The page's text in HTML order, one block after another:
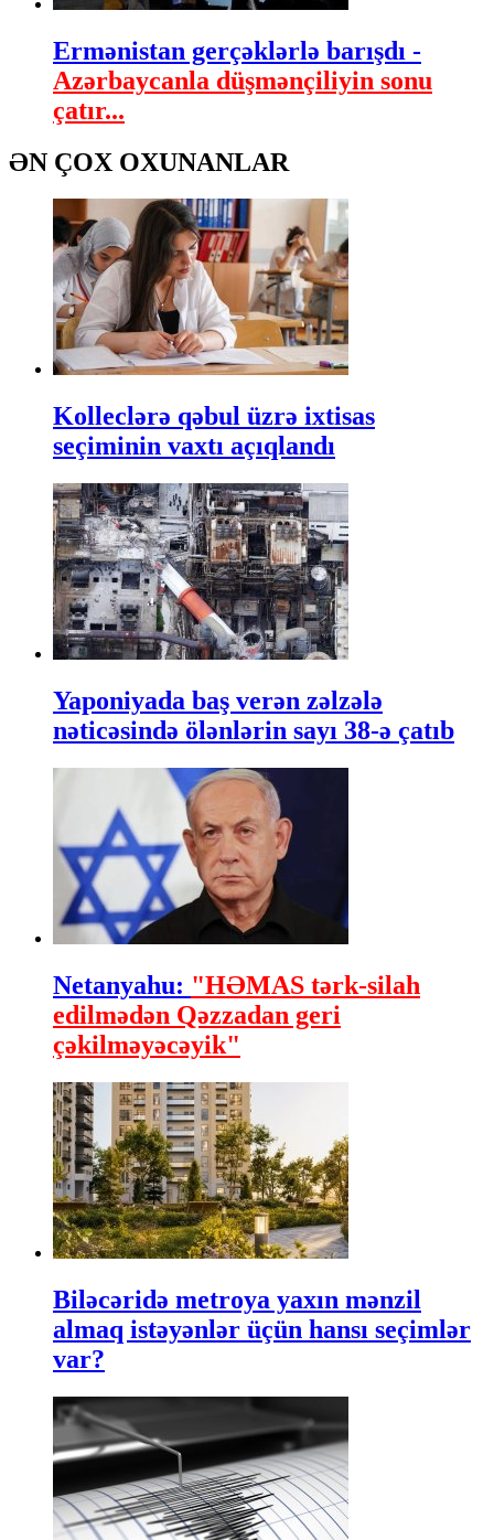
Ermənistan gerçəklərlə barışdı -
Azərbaycanla düşmənçiliyin sonu
çatır...
ƏN ÇOX OXUNANLAR
Kolleclərə qəbul üzrə ixtisas
seçiminin vaxtı açıqlandı
Yaponiyada baş verən zəlzələ
nəticəsində ölənlərin sayı 38-ə çatıb
Netanyahu: "HƏMAS tərk-silah
edilmədən Qəzzadan geri
çəkilməyəcəyik"
Biləcəridə metroya yaxın mənzil
almaq istəyənlər üçün hansı seçimlər
var?